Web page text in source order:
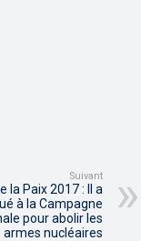
Suivant
la Paix 2017 : Il a
à la Campagne
pour abolir les
armes nucléaires